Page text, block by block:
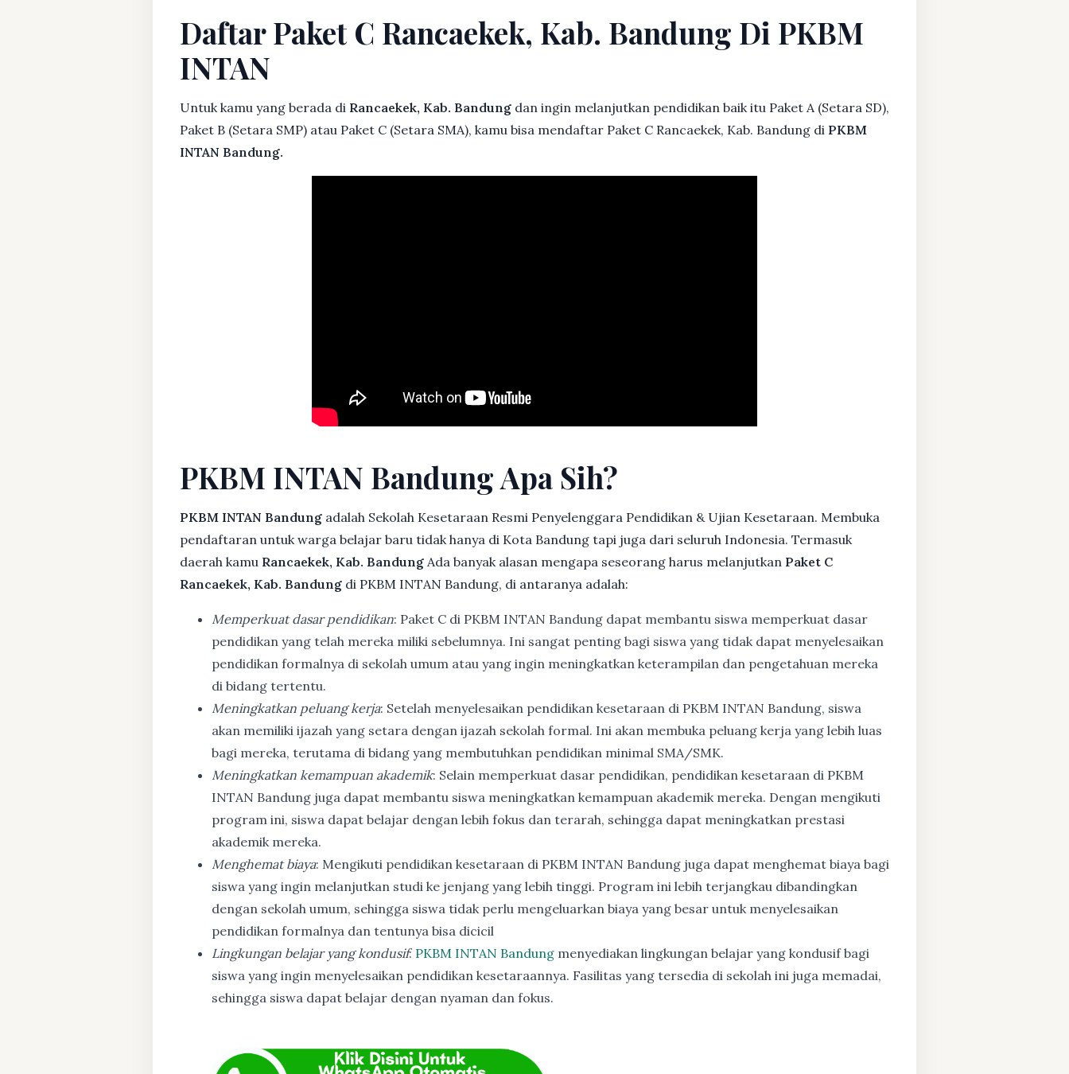
Daftar Paket C Rancaekek, Kab. Bandung Di PKBM
INTAN
Untuk kamu yang berada di Rancaekek, Kab. Bandung dan ingin melanjutkan pendidikan baik itu Paket A (Setara SD),
Paket B (Setara SMP) atau Paket C (Setara SMA), kamu bisa mendaftar Paket C Rancaekek, Kab. Bandung di PKBM
INTAN Bandung.
PKBM INTAN Bandung Apa Sih?
PKBM INTAN Bandung adalah Sekolah Kesetaraan Resmi Penyelenggara Pendidikan & Ujian Kesetaraan. Membuka
pendaftaran untuk warga belajar baru tidak hanya di Kota Bandung tapi juga dari seluruh Indonesia. Termasuk
daerah kamu Rancaekek, Kab. Bandung Ada banyak alasan mengapa seseorang harus melanjutkan Paket C
Rancaekek, Kab. Bandung di PKBM INTAN Bandung, di antaranya adalah:
Memperkuat dasar pendidikan: Paket C di PKBM INTAN Bandung dapat membantu siswa memperkuat dasar
pendidikan yang telah mereka miliki sebelumnya. Ini sangat penting bagi siswa yang tidak dapat menyelesaikan
pendidikan formalnya di sekolah umum atau yang ingin meningkatkan keterampilan dan pengetahuan mereka
di bidang tertentu.
Meningkatkan peluang kerja: Setelah menyelesaikan pendidikan kesetaraan di PKBM INTAN Bandung, siswa
akan memiliki ijazah yang setara dengan ijazah sekolah formal. Ini akan membuka peluang kerja yang lebih luas
bagi mereka, terutama di bidang yang membutuhkan pendidikan minimal SMA/SMK.
Meningkatkan kemampuan akademik: Selain memperkuat dasar pendidikan, pendidikan kesetaraan di PKBM
INTAN Bandung juga dapat membantu siswa meningkatkan kemampuan akademik mereka. Dengan mengikuti
program ini, siswa dapat belajar dengan lebih fokus dan terarah, sehingga dapat meningkatkan prestasi
akademik mereka.
Menghemat biaya: Mengikuti pendidikan kesetaraan di PKBM INTAN Bandung juga dapat menghemat biaya bagi
siswa yang ingin melanjutkan studi ke jenjang yang lebih tinggi. Program ini lebih terjangkau dibandingkan
dengan sekolah umum, sehingga siswa tidak perlu mengeluarkan biaya yang besar untuk menyelesaikan
pendidikan formalnya dan tentunya bisa dicicil
Lingkungan belajar yang kondusif: PKBM INTAN Bandung menyediakan lingkungan belajar yang kondusif bagi
siswa yang ingin menyelesaikan pendidikan kesetaraannya. Fasilitas yang tersedia di sekolah ini juga memadai,
sehingga siswa dapat belajar dengan nyaman dan fokus.